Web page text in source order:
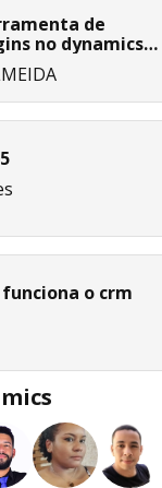
de
no dynamics
o crm